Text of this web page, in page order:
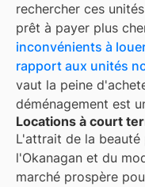
rechercher ces
prêt à payer plus
inconvénients à
rapport aux unités
vaut la peine
déménagement est
Locations à court
L'attrait de la beauté
l'Okanagan et du
marché prospère